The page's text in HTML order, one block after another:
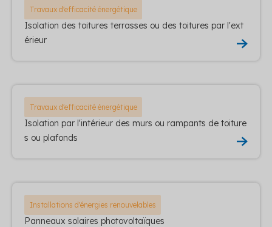
Travaux d'efficacité énergétique
Isolation des toitures terrasses ou des toitures par l'ext
érieur
Travaux d'efficacité énergétique
Isolation par l'intérieur des murs ou rampants de toiture
s ou plafonds
Installations d'énergies renouvelables
Panneaux solaires photovoltaïques